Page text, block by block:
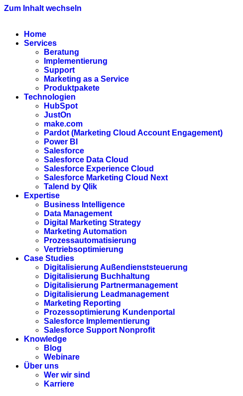
Zum Inhalt wechseln
Home
Services
Beratung
Implementierung
Support
Marketing as a Service
Produktpakete
Technologien
HubSpot
JustOn
make.com
Pardot (Marketing Cloud Account Engagement)
Power BI
Salesforce
Salesforce Data Cloud
Salesforce Experience Cloud
Salesforce Marketing Cloud Next
Talend by Qlik
Expertise
Business Intelligence
Data Management
Digital Marketing Strategy
Marketing Automation
Prozessautomatisierung
Vertriebsoptimierung
Case Studies
Digitalisierung Außendienststeuerung
Digitalisierung Buchhaltung
Digitalisierung Partnermanagement
Digitalisierung Leadmanagement
Marketing Reporting
Prozessoptimierung Kundenportal
Salesforce Implementierung
Salesforce Support Nonprofit
Knowledge
Blog
Webinare
Über uns
Wer wir sind
Karriere